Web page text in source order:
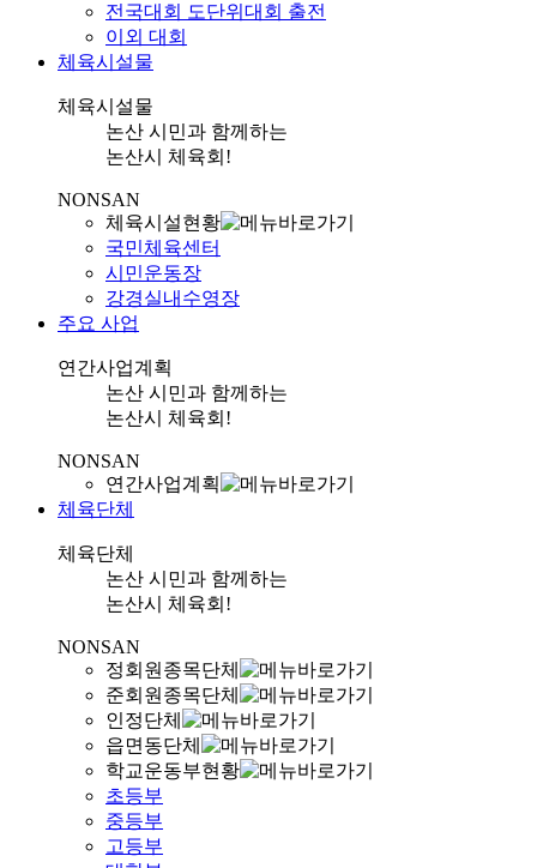
전국대회 도단위대회 출전
이외 대회
체육시설물
체육시설물
논산 시민과 함께하는
논산시 체육회!
NONSAN
체육시설현황
국민체육센터
시민운동장
강경실내수영장
주요 사업
연간사업계획
논산 시민과 함께하는
논산시 체육회!
NONSAN
연간사업계획
체육단체
체육단체
논산 시민과 함께하는
논산시 체육회!
NONSAN
정회원종목단체
준회원종목단체
인정단체
읍면동단체
학교운동부현황
초등부
중등부
고등부